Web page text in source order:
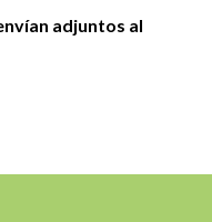
adjuntos al